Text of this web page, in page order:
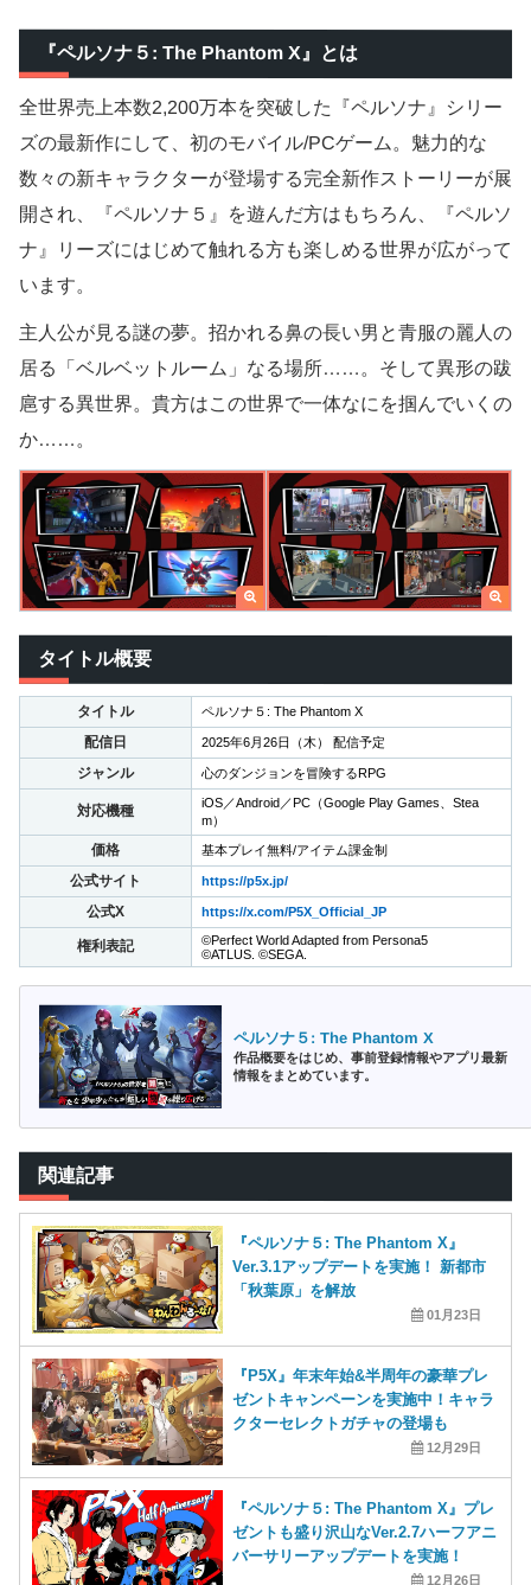
『ペルソナ５: The Phantom X』とは
全世界売上本数2,200万本を突破した『ペルソナ』シリー
ズの最新作にして、初のモバイル/PCゲーム。魅力的な
数々の新キャラクターが登場する完全新作ストーリーが展
開され、『ペルソナ５』を遊んだ方はもちろん、『ペルソ
ナ』リーズにはじめて触れる方も楽しめる世界が広がって
います。
主人公が見る謎の夢。招かれる鼻の長い男と青服の麗人の
居る「ベルベットルーム」なる場所……。そして異形の跋
扈する異世界。貴方はこの世界で一体なにを掴んでいくの
か……。
タイトル概要
タイトル ペルソナ５: The Phantom X
配信日 2025年6月26日（木） 配信予定
ジャンル 心のダンジョンを冒険するRPG
対応機種
iOS／Android／PC（Google Play Games、Stea
m）
価格 基本プレイ無料/アイテム課金制
公式サイト https://p5x.jp/
公式X https://x.com/P5X_Official_JP
権利表記
©Perfect World Adapted from Persona5
©ATLUS. ©SEGA.
ペルソナ５: The Phantom X
作品概要をはじめ、事前登録情報やアプリ最新
情報をまとめています。
関連記事
『ペルソナ５: The Phantom X』
Ver.3.1アップデートを実施！ 新都市
「秋葉原」を解放
01月23日
『P5X』年末年始&半周年の豪華プレ
ゼントキャンペーンを実施中！キャラ
クターセレクトガチャの登場も
12月29日
『ペルソナ５: The Phantom X』プレ
ゼントも盛り沢山なVer.2.7ハーフアニ
バーサリーアップデートを実施！
12月26日